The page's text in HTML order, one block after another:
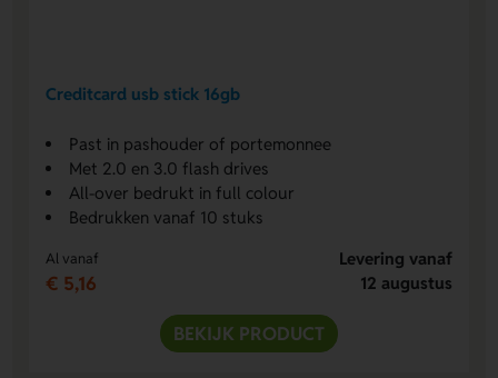
Creditcard usb stick 16gb
Past in pashouder of portemonnee
Met 2.0 en 3.0 flash drives
All-over bedrukt in full colour
Bedrukken vanaf 10 stuks
Al vanaf
€ 5,16
Levering vanaf
12 augustus
BEKIJK PRODUCT